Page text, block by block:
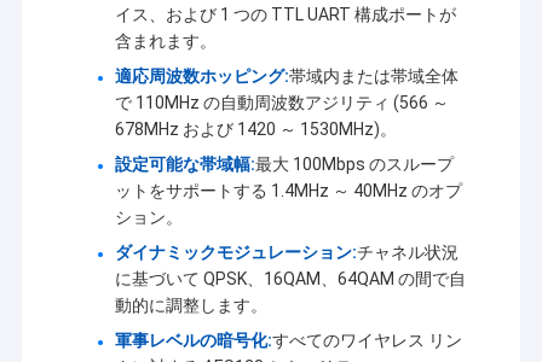
イス、および 1 つの TTL UART 構成ポートが
含まれます。
適応周波数ホッピング:帯域内または帯域全体
で 110MHz の自動周波数アジリティ (566 ～
678MHz および 1420 ～ 1530MHz)。
設定可能な帯域幅:最大 100Mbps のスループ
ットをサポートする 1.4MHz ～ 40MHz のオプ
ション。
ダイナミックモジュレーション:チャネル状況
に基づいて QPSK、16QAM、64QAM の間で自
動的に調整します。
軍事レベルの暗号化:すべてのワイヤレス リン